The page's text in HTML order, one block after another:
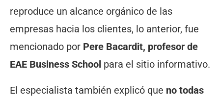
reproduce un alcance orgánico de las
empresas hacia los clientes, lo anterior, fue
mencionado por Pere Bacardit, profesor de
EAE Business School para el sitio informativo.
El especialista también explicó que no todas